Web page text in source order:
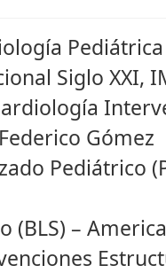
Siglo XXI,
Gómez
Pediátrico
(BLS) –